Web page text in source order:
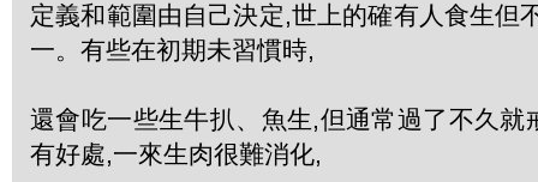
定義和範圍由自己決定,世上的確有人食生但
一。有些在初期未習慣時,
還會吃一些生牛扒、魚生,但通常過了不久就
有好處,一來生肉很難消化,